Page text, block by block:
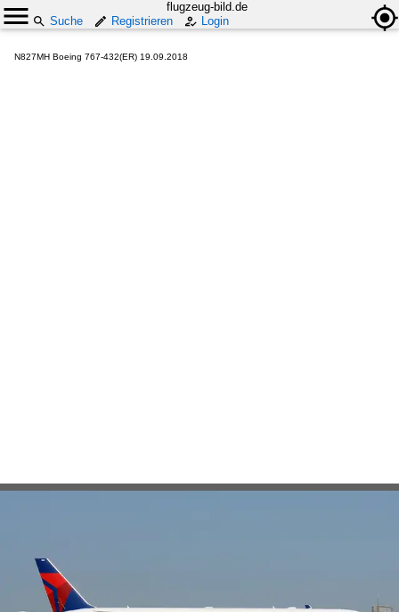
flugzeug-bild.de
Suche
Registrieren Login
N827MH Boeing 767-432(ER) 19.09.2018